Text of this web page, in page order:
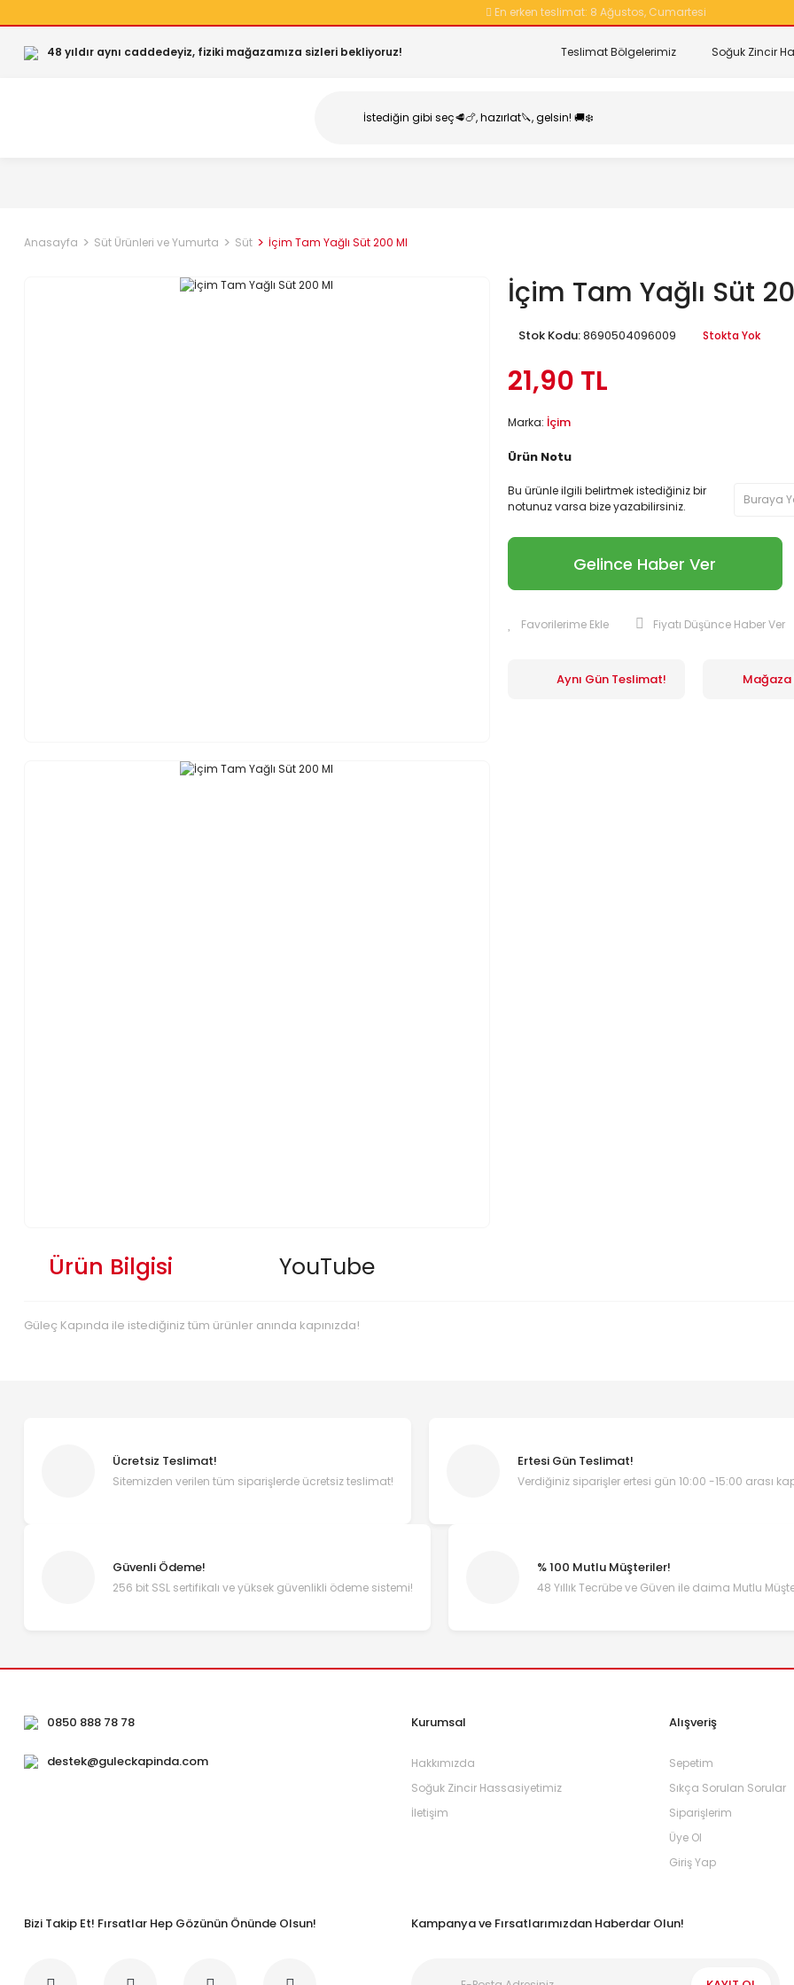
En erken teslimat: 8 Ağustos, Cumartesi
48 yıldır aynı caddedeyiz, fiziki mağazamıza sizleri bekliyoruz! Teslimat Bölgelerimiz Soğuk Zincir
Anasayfa Süt Ürünleri ve Yumurta Süt İçim Tam Yağlı Süt 200 Ml
İçim Tam Yağlı Süt
Stok Kodu:8690504096009 Stokta Yok
21,90 TL
Marka: İçim
Ürün Notu
Bu ürünle ilgili belirtmek istediğiniz bir
notunuz varsa bize yazabilirsiniz.
Gelince Haber Ver
Fiyatı Düşünce Haber Ver
Aynı Gün Teslimat! Mağaza
Ürün Bilgisi YouTube
Güleç Kapında ile istediğiniz tüm ürünler anında kapınızda!
Ücretsiz Teslimat!
Sitemizden verilen tüm siparişlerde ücretsiz teslimat!
Ertesi Gün Teslimat!
Verdiğiniz siparişler ertesi gün 10:00 -15:00 arası
Güvenli Ödeme!
256 bit SSL sertifikalı ve yüksek güvenlikli ödeme sistemi!
% 100 Mutlu Müşteriler!
48 Yıllık Tecrübe ve Güven ile daima Mutlu
0850 888 78 78
destek@guleckapinda.com
Kurumsal
Hakkımızda
Soğuk Zincir Hassasiyetimiz
İletişim
Alışveriş
Sepetim
Sıkça Sorulan Sorular
Siparişlerim
Üye Ol
Giriş Yap
Bizi Takip Et! Fırsatlar Hep Gözünün Önünde Olsun! Kampanya ve Fırsatlarımızdan Haberdar Olun!